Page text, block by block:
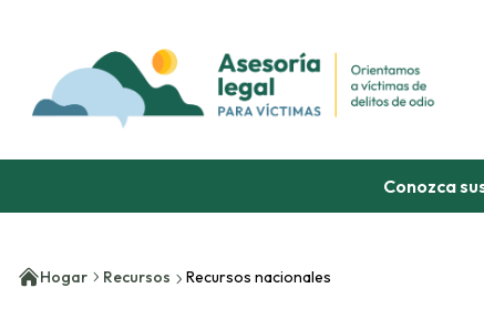
Conozca
Hogar Recursos Recursos nacionales